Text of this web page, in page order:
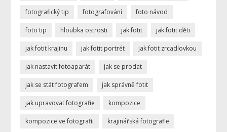
fotografický tip fotografování foto návod
foto tip hloubka ostrosti jak fotit jak fotit děti
jak fotit krajinu jak fotit portrét jak fotit zrcadlovkou
jak nastavit fotoaparát jak se prodat
jak se stát fotografem jak správně fotit
jak upravovat fotografie kompozice
kompozice ve fotografii krajinářská fotografie